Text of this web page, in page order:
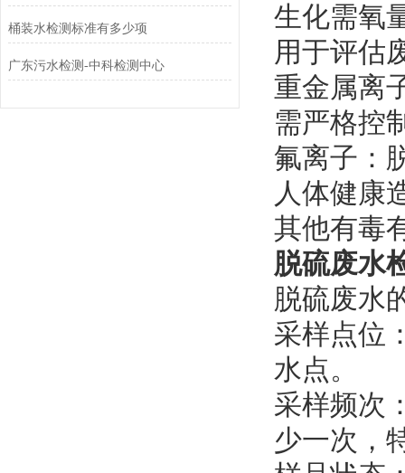
桶装水检测标准有多少项
广东污水检测-中科检测中心
生化需氧
用于评估
重金属离
需严格控
氟离子‌：
人体健康
其他有毒
脱硫废水
脱硫废水
采样点位
水点。
采样频次
少一次，